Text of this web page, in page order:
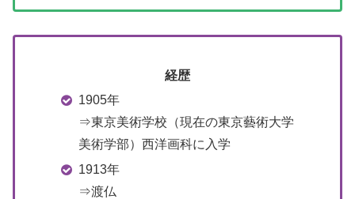
経歴
1905年
⇒東京美術学校（現在の東京藝術大学
美術学部）西洋画科に入学
1913年
⇒渡仏